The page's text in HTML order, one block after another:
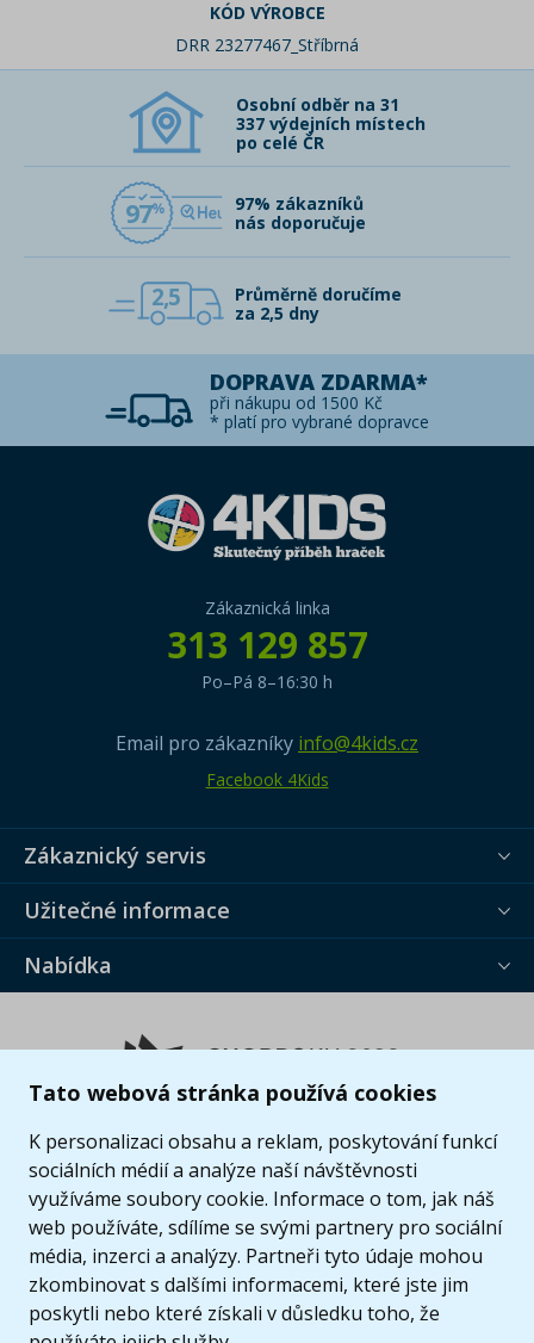
Tato webová stránka používá cookies
K personalizaci obsahu a reklam, poskytování funkcí
sociálních médií a analýze naší návštěvnosti
využíváme soubory cookie. Informace o tom, jak náš
web používáte, sdílíme se svými partnery pro sociální
média, inzerci a analýzy. Partneři tyto údaje mohou
zkombinovat s dalšími informacemi, které jste jim
poskytli nebo které získali v důsledku toho, že
KÓD VÝROBCE
DRR 23277467_Stříbrná
Osobní odběr na 31
337 výdejních místech
po celé ČR
97
97% zákazníků
nás doporučuje
2,5
Průměrně doručíme
za 2,5 dny
DOPRAVA ZDARMA*
při nákupu od 1500 Kč
* platí pro vybrané dopravce
Zákaznická linka
313 129 857
Po–Pá 8–16:30 h
Email pro zákazníky info@4kids.cz
Facebook 4Kids
Zákaznický servis
Užitečné informace
Nabídka